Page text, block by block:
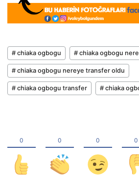
# chiaka ogbogu # chiaka ogbogu
# chiaka ogbogu nereye transfer oldu
# chiaka ogbogu transfer # chiaka